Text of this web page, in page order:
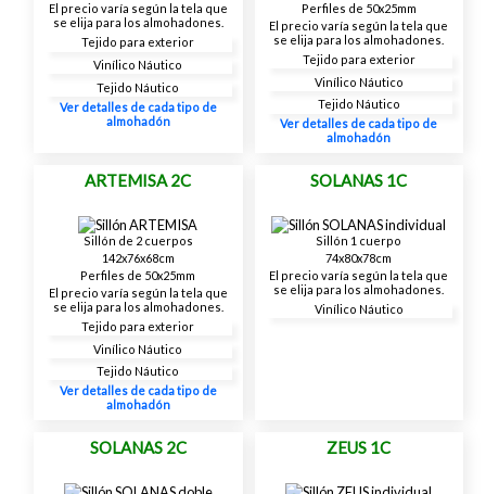
El precio varía según la tela que
se elija para los almohadones.
Tejido para exterior
Vinílico Náutico
Tejido Náutico
Ver detalles de cada tipo de
almohadón
Perfiles de 50x25mm
El precio varía según la tela que
se elija para los almohadones.
Tejido para exterior
Vinílico Náutico
Tejido Náutico
Ver detalles de cada tipo de
almohadón
ARTEMISA 2C
Sillón de 2 cuerpos
142x76x68cm
Perfiles de 50x25mm
El precio varía según la tela que
se elija para los almohadones.
Tejido para exterior
Vinílico Náutico
Tejido Náutico
Ver detalles de cada tipo de
almohadón
SOLANAS 1C
Sillón 1 cuerpo
74x80x78cm
El precio varía según la tela que
se elija para los almohadones.
Vinílico Náutico
SOLANAS 2C ZEUS 1C